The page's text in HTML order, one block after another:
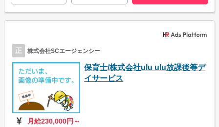
正 株式会社SCエージェンシー
保育士/株式会社ulu ulu放課後等デ
イサービス
月給230,000円～